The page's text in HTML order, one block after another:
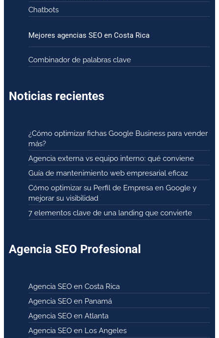
Chatbots
Mejores agencias SEO en Costa Rica
Combinador de palabras clave
Noticias recientes
¿Cómo optimizar fichas Google Business para vender
más?
Agencia externa vs equipo interno: qué conviene
Guía de mantenimiento web empresarial eficaz
Cómo optimizar su Perfil de Empresa en Google y
mejorar su visibilidad
7 elementos clave de una landing que convierte
Agencia SEO Profesional
Agencia SEO en Costa Rica
Agencia SEO en Panamá
Agencia SEO en Atlanta
Agencia SEO en Los Angeles